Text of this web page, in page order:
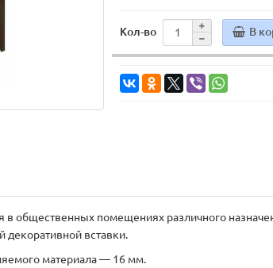
Кол-во В
общественных помещениях различного
декоративной вставки.
материала — 16 мм.